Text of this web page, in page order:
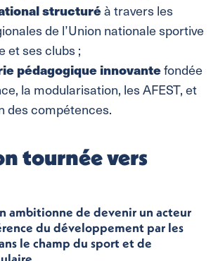
structuréà travers les
de l’Union nationale sportive
et ses clubs ;
pédagogique innovantefondée
la modularisation, les AFEST, et
des compétences.
tournée vers
ambitionne de devenir un acteur
du développement par les
le champ du sport et de